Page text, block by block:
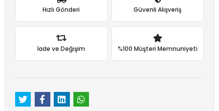
Hızlı Gönderi Güvenli Alışveriş
İade ve Değişim %100 Müşteri Memnuniyeti